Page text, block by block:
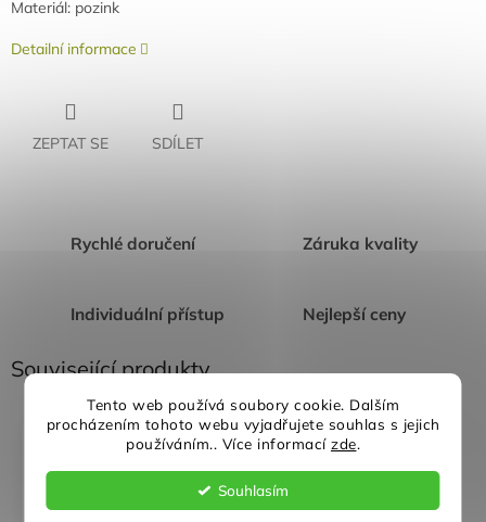
Tento web používá soubory cookie. Dalším
procházením tohoto webu vyjadřujete souhlas s jejich
používáním.. Více informací zde.
Souhlasím
Materiál: pozink
Detailní informace
ZEPTAT SE SDÍLET
Rychlé doručení Záruka kvality
Individuální přístup Nejlepší ceny
Související produkty